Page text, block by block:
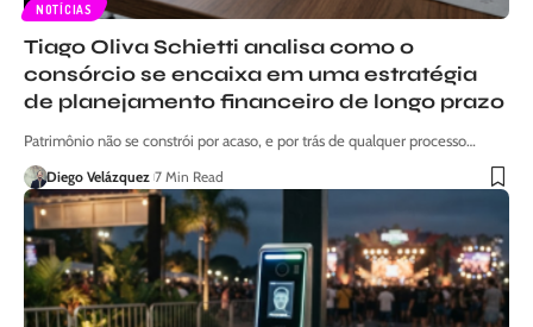
NOTÍCIAS
Tiago Oliva Schietti analisa como o
consórcio se encaixa em uma estratégia
de planejamento financeiro de longo prazo
Patrimônio não se constrói por acaso, e por trás de qualquer processo…
Diego Velázquez 7 Min Read